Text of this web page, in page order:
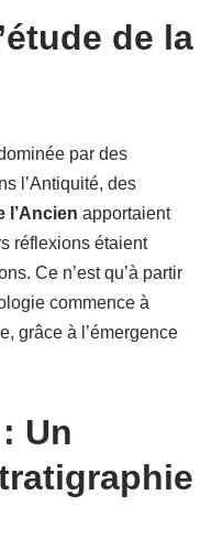
de la
par des
l’Antiquité, des
l’Ancien apportaient
réflexions étaient
Ce n’est qu’à partir
commence à
grâce à l’émergence
Un